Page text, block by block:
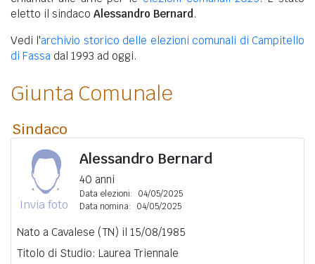
eletto il sindaco Alessandro Bernard .
Vedi l'archivio storico delle elezioni comunali di Campitello
di Fassa dal 1993 ad oggi.
Giunta Comunale
Sindaco
Invia foto
Alessandro Bernard
40 anni
Data elezioni:
04/05/2025
Data nomina:
04/05/2025
Nato a Cavalese (TN) il 15/08/1985
Titolo di Studio: Laurea Triennale